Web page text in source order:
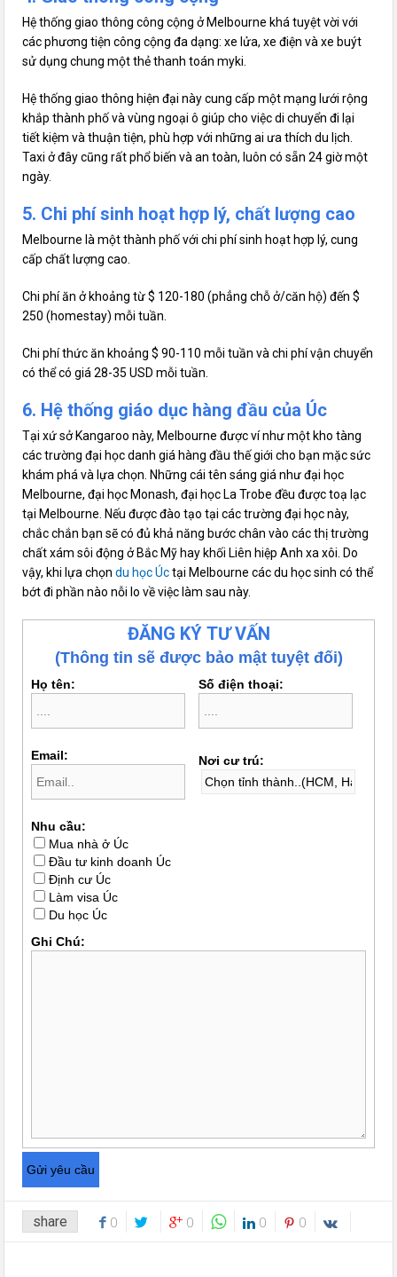
Hệ thống giao thông công cộng ở Melbourne khá tuyệt vời với
các phương tiện công cộng đa dạng: xe lửa, xe điện và xe buýt
sử dụng chung một thẻ thanh toán myki.
Hệ thống giao thông hiện đại này cung cấp một mạng lưới rộng
khắp thành phố và vùng ngoại ô giúp cho việc di chuyển đi lại
tiết kiệm và thuận tiện, phù hợp với những ai ưa thích du lịch.
Taxi ở đây cũng rất phổ biến và an toàn, luôn có sẵn 24 giờ một
ngày.
5. Chi phí sinh hoạt hợp lý, chất lượng cao
Melbourne là một thành phố với chi phí sinh hoạt hợp lý, cung
cấp chất lượng cao.
Chi phí ăn ở khoảng từ $ 120-180 (phẳng chỗ ở/căn hộ) đến $
250 (homestay) mỗi tuần.
Chi phí thức ăn khoảng $ 90-110 mỗi tuần và chi phí vận chuyển
có thể có giá 28-35 USD mỗi tuần.
6. Hệ thống giáo dục hàng đầu của Úc
Tại xứ sở Kangaroo này, Melbourne được ví như một kho tàng
các trường đại học danh giá hàng đầu thế giới cho bạn mặc sức
khám phá và lựa chọn. Những cái tên sáng giá như đại học
Melbourne, đại học Monash, đại học La Trobe đều được toạ lạc
tại Melbourne. Nếu được đào tạo tại các trường đại học này,
chắc chắn bạn sẽ có đủ khả năng bước chân vào các thị trường
chất xám sôi động ở Bắc Mỹ hay khối Liên hiệp Anh xa xôi. Do
vậy, khi lựa chọndu học Úctại Melbourne các du học sinh có thể
bớt đi phần nào nỗi lo về việc làm sau này.
ĐĂNG KÝ TƯ VẤN
(Thông tin sẽ được bảo mật tuyệt đối)
Họ tên: Số điện thoại:
Email: Nơi cư trú:
Nhu cầu:
Mua nhà ở Úc
Đầu tư kinh doanh Úc
Định cư Úc
Làm visa Úc
Du học Úc
Ghi Chú:
share 0 0 0 0